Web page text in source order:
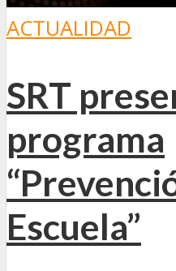
ACTUALIDAD
SRT
programa
Escuela”